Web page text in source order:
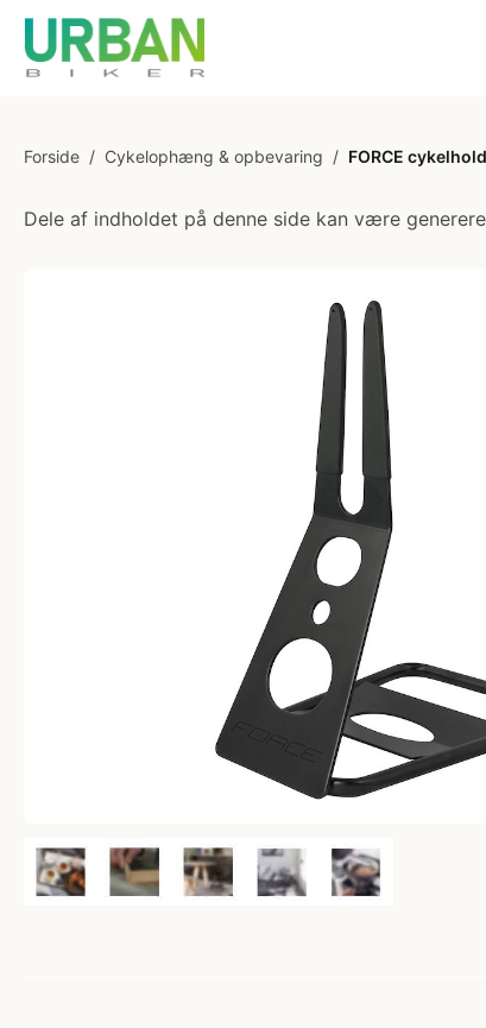
Forside / Cykelophæng & opbevaring / FORCE
Dele af indholdet på denne side kan være